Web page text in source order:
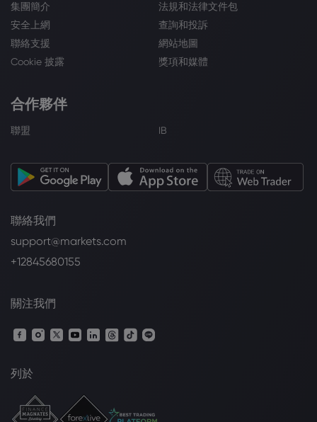
集團簡介
法規和法律文件包
安全上網
查詢和投訴
聯絡支援
網站地圖
Cookie 披露
獎項和媒體
合作夥伴
聯盟 IB
聯絡我們
support@markets.com
+12845680155
關注我們
列於